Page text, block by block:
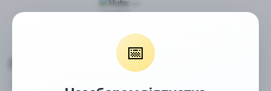
📅
Пальтові гудзики Гудзики чорні 18мм
Гудзики чорні 18мм